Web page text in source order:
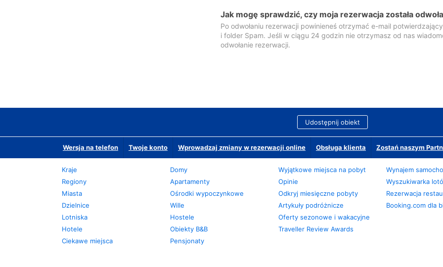
Jak mogę sprawdzić, czy moja rezerwacja została
Po odwołaniu rezerwacji powinieneś otrzymać e-mail
i folder Spam. Jeśli w ciągu 24 godzin nie otrzymasz od nas
odwołanie rezerwacji.
Udostępnij obiekt
Wersja na telefon Twoje konto Wprowadzaj zmiany w rezerwacji online Obsługa klienta Zostań naszym
Kraje
Regiony
Miasta
Dzielnice
Lotniska
Hotele
Ciekawe miejsca
Domy
Apartamenty
Ośrodki wypoczynkowe
Wille
Hostele
Obiekty B&B
Pensjonaty
Wyjątkowe miejsca na pobyt
Opinie
Odkryj miesięczne pobyty
Artykuły podróżnicze
Oferty sezonowe i wakacyjne
Traveller Review Awards
Wynajem
Wyszukiwarka
Rezerwacja
Booking.com dla